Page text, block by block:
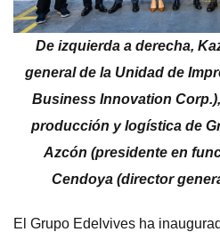
De izquierda a derecha,
general de la Unidad de
Business Innovation
producción y logística de
Azcón (presidente en
Cendoya (director
El Grupo Edelvives ha